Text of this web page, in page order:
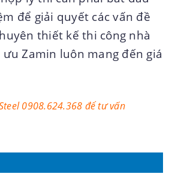
để giải quyết các vấn đề
thiết kế thi công nhà
Zamin luôn mang đến giá
0908.624.368 để tư vấn